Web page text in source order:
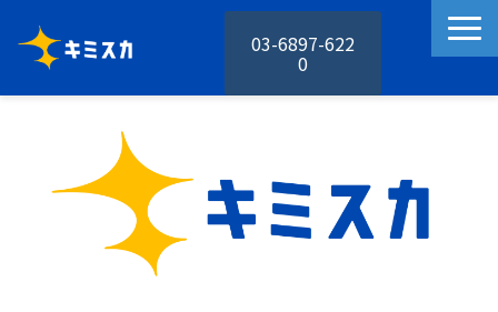
03-6897-622
0
活用事例
料金プラン